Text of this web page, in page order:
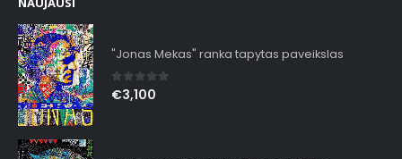
"Jonas Mekas" ranka tapytas paveikslas
0out of 5
€3,100